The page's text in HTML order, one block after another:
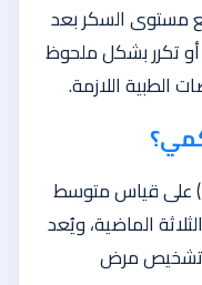
مستوى السكر بعد
أو تكرر بشكل ملحوظ
الطبية اللازمة.
يساعد تحليل السكر التراكمي (HbA1c) على قياس متوسط
الماضية، ويُعد
تشخيص مرض